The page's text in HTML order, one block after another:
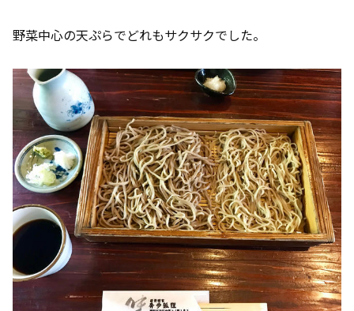
野菜中心の天ぷらでどれもサクサクでした。